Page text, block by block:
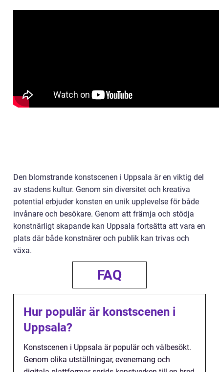
Den blomstrande konstscenen i Uppsala är en viktig del
av stadens kultur. Genom sin diversitet och kreativa
potential erbjuder konsten en unik upplevelse för både
invånare och besökare. Genom att främja och stödja
konstnärligt skapande kan Uppsala fortsätta att vara en
plats där både konstnärer och publik kan trivas och
växa.
FAQ
Hur populär är konstscenen i
Uppsala?
Konstscenen i Uppsala är populär och välbesökt.
Genom olika utställningar, evenemang och